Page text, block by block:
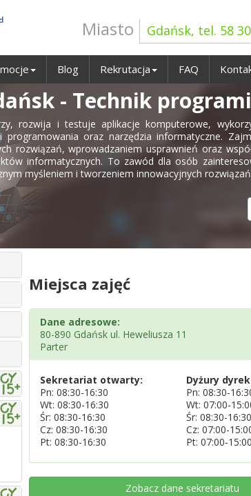
Miasto Gdańsk, tel. 58
Blog Rekrutacja FAQ
- Technik
rozwija i testuje aplikacje komputerowe,
programowania oraz narzędzia informatyczne.
rozwiązań, wprowadzaniem usprawnień oraz
informatycznych. To zawód dla osób
myśleniem i tworzeniem innowacyjnych
Miejsca zajęć
Dane adresowe:
80-890 Gdańsk ul. Heweliusza 11
Parter
Sekretariat otwarty:
Pn: 08:30-16:30
Wt: 08:30-16:30
Śr: 08:30-16:30
Cz: 08:30-16:30
Pt: 08:30-16:30
Dyżury
Pn: 08:30-
Wt: 07:00-
Śr: 08:30-16:30
Cz: 07:00-
Pt: 07:00-15:00
Zobacz dane sekretariatu